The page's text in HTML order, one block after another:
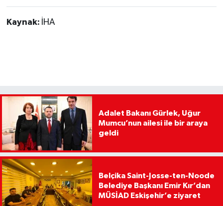
Kaynak: İHA
Adalet Bakanı Gürlek, Uğur
Mumcu’nun ailesi ile bir araya
geldi
Belçika Saint-Josse-ten-Noode
Belediye Başkanı Emir Kır’dan
MÜSİAD Eskişehir’e ziyaret